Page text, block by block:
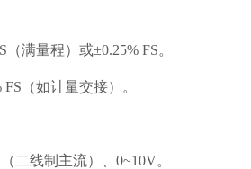
（满量程）或±0.25% FS。
FS（如计量交接）。
二线制主流）、0~10V。